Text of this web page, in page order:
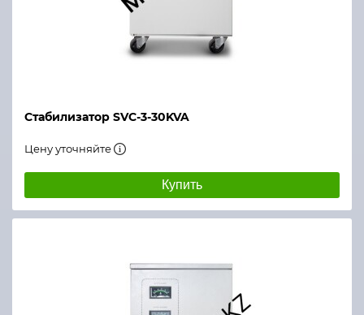
Стабилизатор SVC-3-30KVA
Цену уточняйте
Купить